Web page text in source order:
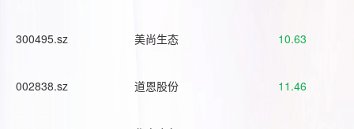
300495.sz 美尚生态 10.63
002838.sz 道恩股份 11.46